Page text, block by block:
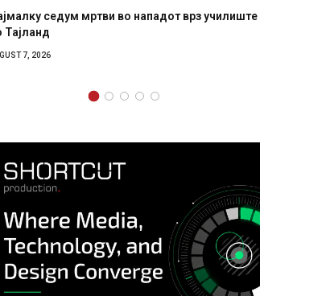
седум мртви во нападот врз училиште
Тајланд
7, 2026